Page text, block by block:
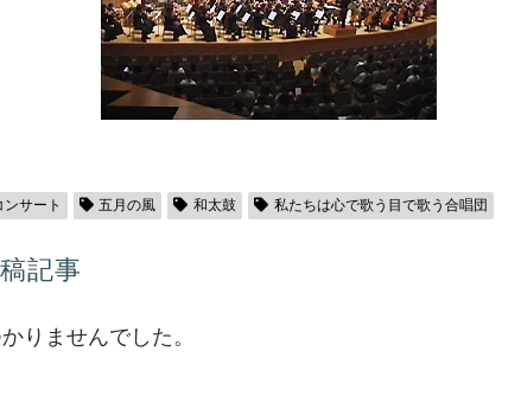
ンサート 五月の風 和太鼓 私たちは心で歌う目で歌う合唱団
記事
りませんでした。